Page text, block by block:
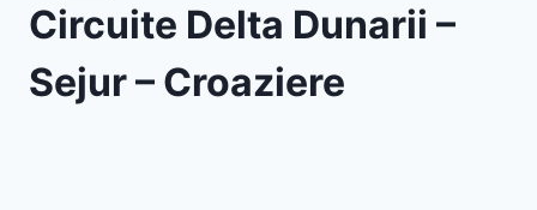
Circuite Delta Dunarii –
Sejur – Croaziere